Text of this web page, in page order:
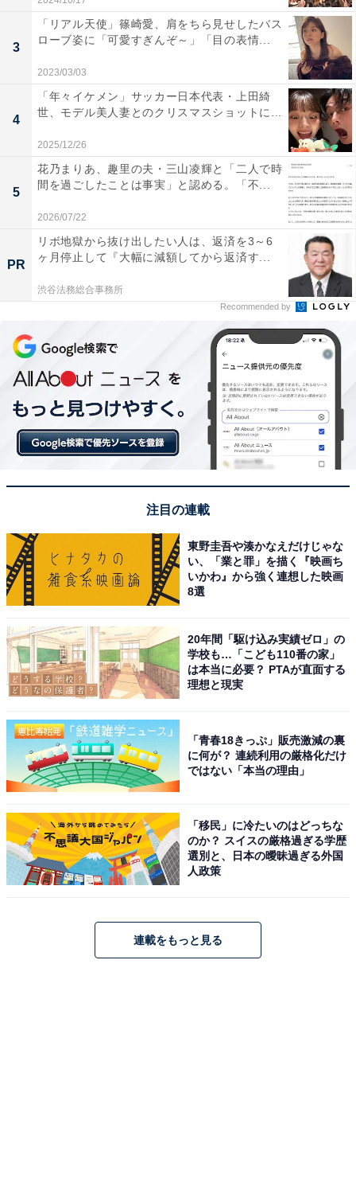
3
「リアル天使」篠崎愛、肩をちら見せしたバス
ローブ姿に「可愛すぎんぞ～」「目の表情...
2023/03/03
4
「年々イケメン」サッカー日本代表・上田綺
世、モデル美人妻とのクリスマスショットに...
2025/12/26
5
花乃まりあ、趣里の夫・三山凌輝と「二人で時
間を過ごしたことは事実」と認める。「不...
2026/07/22
PR
リボ地獄から抜け出したい人は、返済を3～6
ヶ月停止して『大幅に減額してから返済す...
渋谷法務総合事務所
Recommended by
注目の連載
東野圭吾や湊かなえだけじゃな
い、「業と罪」を描く『映画ち
いかわ』から強く連想した映画
8選
20年間「駆け込み実績ゼロ」の
学校も…「こども110番の家」
は本当に必要？ PTAが直面する
理想と現実
「青春18きっぷ」販売激減の裏
に何が？ 連続利用の厳格化だけ
ではない「本当の理由」
「移民」に冷たいのはどっちな
のか？ スイスの厳格過ぎる学歴
選別と、日本の曖昧過ぎる外国
人政策
連載をもっと見る